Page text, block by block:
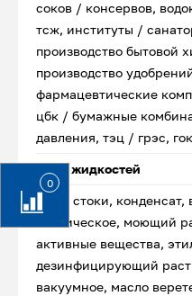
0
соков / консервов,
тсж, институты /
производство бытовой
производство
фармацевтические
цбк / бумажные
давления, тэц / грэс,
Типы жидкостей
Вода, стоки,
техническое, моющий
активные вещества,
дезинфицирующий
вакуумное, масло